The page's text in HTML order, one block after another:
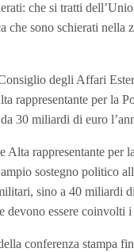
che si tratti
che sono schierati nella
degli Affari
rappresentante per la
30 miliardi di euro
rappresentante per
sostegno politico
sino a 40 miliardi
devono essere coinvolti
conferenza stampa